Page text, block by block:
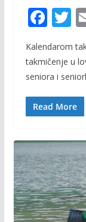
F
ac
e
b
o
o
T
w
Kalendarom
takmičenje u
seniora i
Read More